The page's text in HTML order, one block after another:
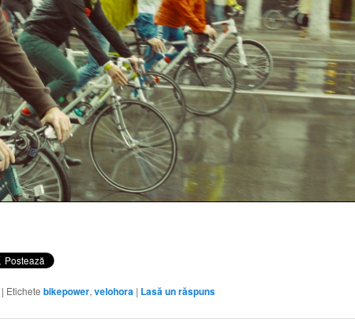
| Etichete bikepower, velohora | Lasă un răspuns